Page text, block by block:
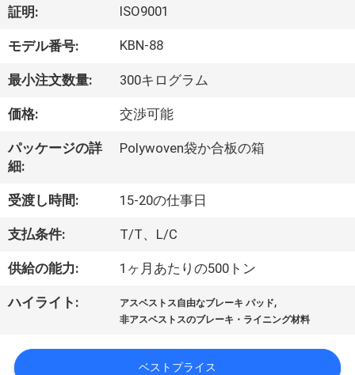
私
達
つ
い
て
工
場
旅
証明: ISO9001
モデル番号: KBN-88
最小注文数量: 300キログラム
価格: 交渉可能
パッケージの詳
細:
Polywoven袋か合板の箱
受渡し時間: 15-20の仕事日
支払条件: T/T、L/C
供給の能力: 1ヶ月あたりの500トン
ハイライト: アスベストス自由なブレーキ パッド,
非アスベストスのブレーキ・ライニング材料
ベストプライス